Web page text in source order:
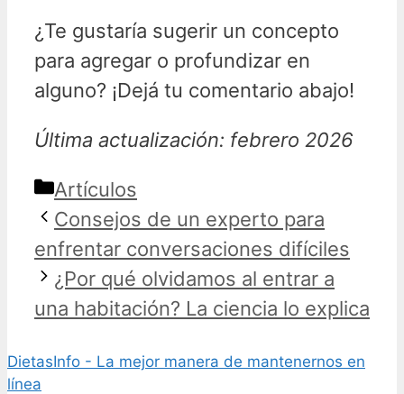
¿Te gustaría sugerir un concepto
para agregar o profundizar en
alguno? ¡Dejá tu comentario abajo!
Última actualización: febrero 2026
Categorías
Artículos
Consejos de un experto para
enfrentar conversaciones difíciles
¿Por qué olvidamos al entrar a
una habitación? La ciencia lo explica
DietasInfo - La mejor manera de mantenernos en
línea